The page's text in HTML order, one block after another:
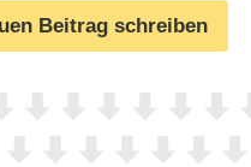
Beitrag schreiben